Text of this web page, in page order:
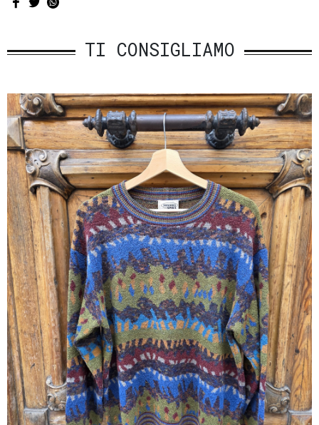
TI CONSIGLIAMO